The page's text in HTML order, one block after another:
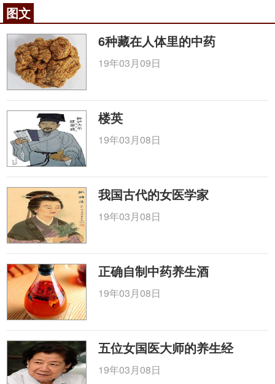
图文
6种藏在人体里的中药
19年03月09日
楼英
19年03月08日
我国古代的女医学家
19年03月08日
正确自制中药养生酒
19年03月08日
五位女国医大师的养生经
19年03月08日